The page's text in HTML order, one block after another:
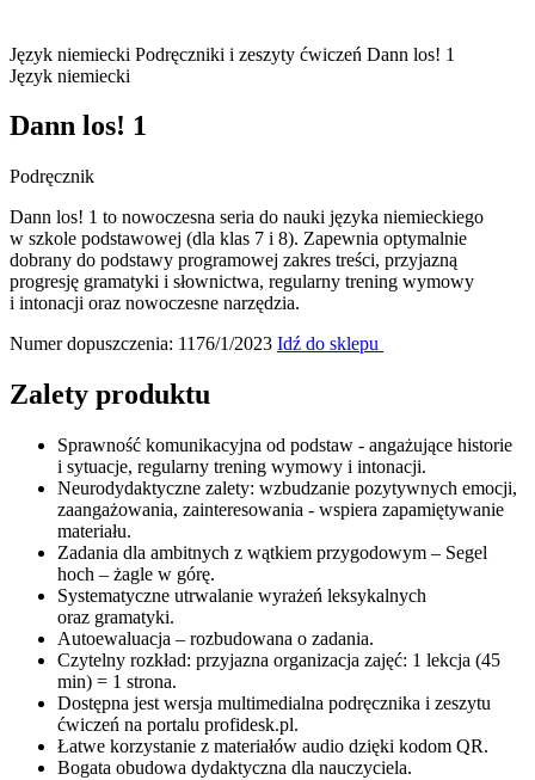
Język niemiecki Podręczniki i zeszyty ćwiczeń Dann los! 1
Język niemiecki
Dann los! 1
Podręcznik
Dann los! 1 to nowoczesna seria do nauki języka niemieckiego
w szkole podstawowej (dla klas 7 i 8). Zapewnia optymalnie
dobrany do podstawy programowej zakres treści, przyjazną
progresję gramatyki i słownictwa, regularny trening wymowy
i intonacji oraz nowoczesne narzędzia.
Numer dopuszczenia: 1176/1/2023 Idź do sklepu
Zalety produktu
Sprawność komunikacyjna od podstaw - angażujące historie
i sytuacje, regularny trening wymowy i intonacji.
Neurodydaktyczne zalety: wzbudzanie pozytywnych emocji,
zaangażowania, zainteresowania - wspiera zapamiętywanie
materiału.
Zadania dla ambitnych z wątkiem przygodowym – Segel
hoch – żagle w górę.
Systematyczne utrwalanie wyrażeń leksykalnych
oraz gramatyki.
Autoewaluacja – rozbudowana o zadania.
Czytelny rozkład: przyjazna organizacja zajęć: 1 lekcja (45
min) = 1 strona.
Dostępna jest wersja multimedialna podręcznika i zeszytu
ćwiczeń na portalu profidesk.pl.
Łatwe korzystanie z materiałów audio dzięki kodom QR.
Bogata obudowa dydaktyczna dla nauczyciela.